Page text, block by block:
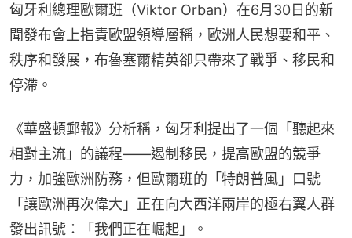
匈牙利總理歐爾班（Viktor Orban）在6月30日的新
聞發布會上指責歐盟領導層稱，歐洲人民想要和平、
秩序和發展，布魯塞爾精英卻只帶來了戰爭、移民和
停滯。
《華盛頓郵報》分析稱，匈牙利提出了一個「聽起來
相對主流」的議程——遏制移民，提高歐盟的競爭
力，加強歐洲防務，但歐爾班的「特朗普風」口號
「讓歐洲再次偉大」正在向大西洋兩岸的極右翼人群
發出訊號：「我們正在崛起」。